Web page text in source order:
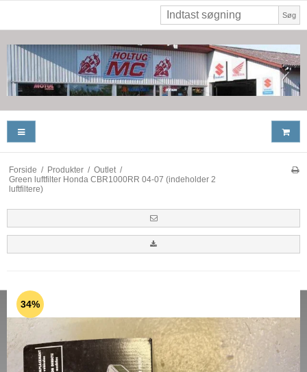
Søg
Forside / Produkter / Outlet /
Green luftfilter Honda CBR1000RR 04-07 (indeholder 2
luftfiltere)
34%